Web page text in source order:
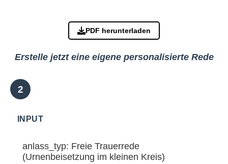
PDF herunterladen
Erstelle jetzt eine eigene personalisierte Rede
INPUT
anlass_typ: Freie Trauerrede
(Urnenbeisetzung im kleinen Kreis)